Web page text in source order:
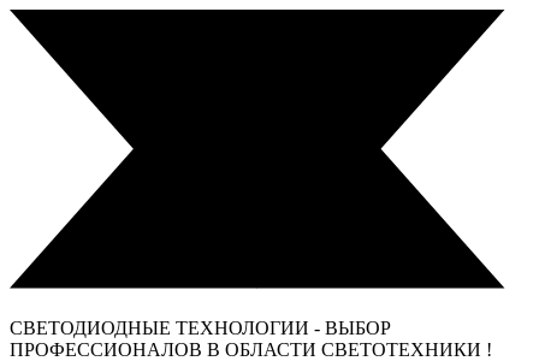
СВЕТОДИОДНЫЕ ТЕХНОЛОГИИ - ВЫБОР
ПРОФЕССИОНАЛОВ В ОБЛАСТИ СВЕТОТЕХНИКИ !